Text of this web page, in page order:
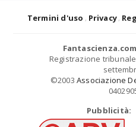
Termini d'uso Privacy
Fantascienza.com
Registrazione
©2003 Associazione
Pubblicità: